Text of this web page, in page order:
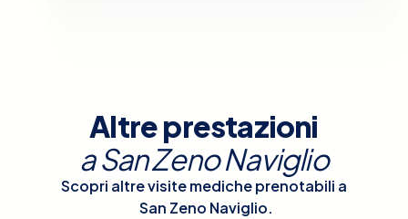
Altre prestazioni
aSan Zeno Naviglio
Scopri altre visite mediche prenotabili a
San Zeno Naviglio.